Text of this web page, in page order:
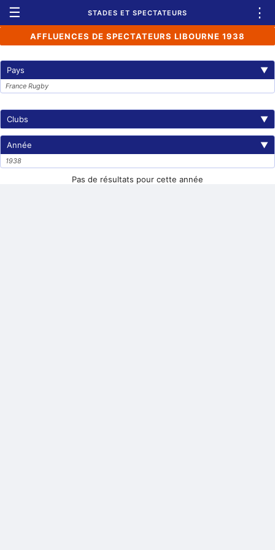
☰ STADES ET SPECTATEURS ⋮
AFFLUENCES DE SPECTATEURS LIBOURNE 1938
Pays ▼
France Rugby
Clubs ▼
Année ▼
1938
Pas de résultats pour cette année